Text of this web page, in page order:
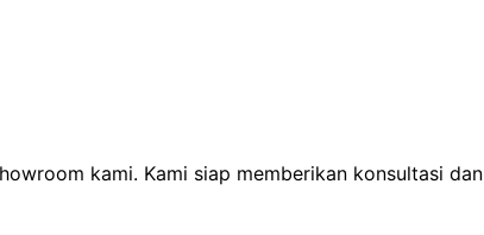
kami. Kami siap memberikan konsultasi dan